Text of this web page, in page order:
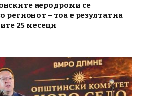
аеродроми се
регионот – тоа е резултат на
25 месеци